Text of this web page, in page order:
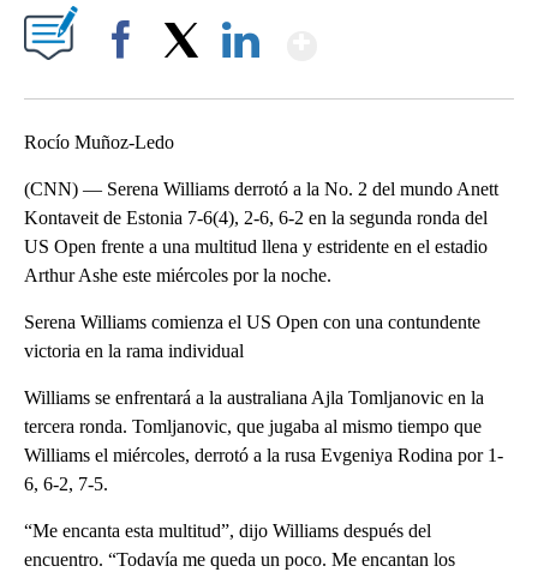
Rocío Muñoz-Ledo
(CNN) — Serena Williams derrotó a la No. 2 del mundo Anett
Kontaveit de Estonia 7-6(4), 2-6, 6-2 en la segunda ronda del
US Open frente a una multitud llena y estridente en el estadio
Arthur Ashe este miércoles por la noche.
Serena Williams comienza el US Open con una contundente
victoria en la rama individual
Williams se enfrentará a la australiana Ajla Tomljanovic en la
tercera ronda. Tomljanovic, que jugaba al mismo tiempo que
Williams el miércoles, derrotó a la rusa Evgeniya Rodina por 1-
6, 6-2, 7-5.
“Me encanta esta multitud”, dijo Williams después del
encuentro. “Todavía me queda un poco. Me encantan los